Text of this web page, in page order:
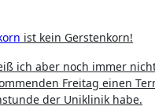
ist kein Gerstenkorn!
ich aber noch immer
Freitag einen
der Uniklinik habe.